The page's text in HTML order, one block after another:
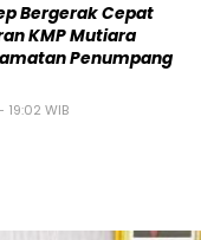
Bergerak Cepat
KMP Mutiara
Penumpang
WIB